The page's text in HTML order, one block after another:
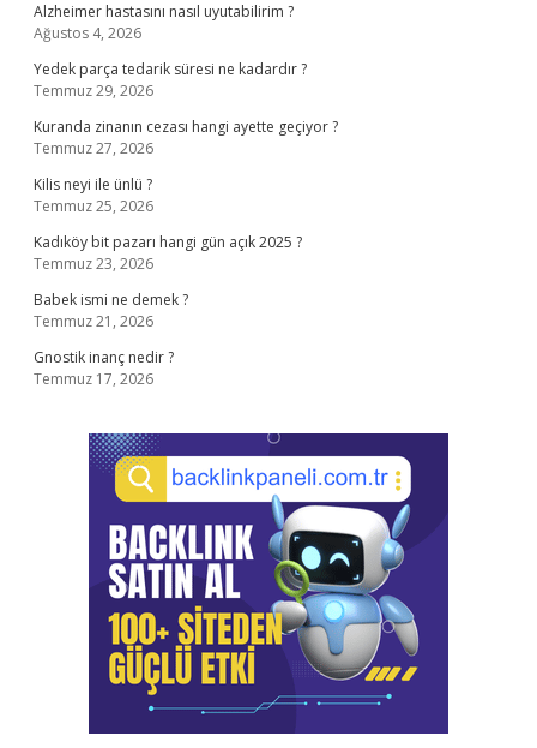
Alzheimer hastasını nasıl uyutabilirim ?
Ağustos 4, 2026
Yedek parça tedarik süresi ne kadardır ?
Temmuz 29, 2026
Kuranda zinanın cezası hangi ayette geçiyor ?
Temmuz 27, 2026
Kilis neyi ile ünlü ?
Temmuz 25, 2026
Kadıköy bit pazarı hangi gün açık 2025 ?
Temmuz 23, 2026
Babek ismi ne demek ?
Temmuz 21, 2026
Gnostik inanç nedir ?
Temmuz 17, 2026